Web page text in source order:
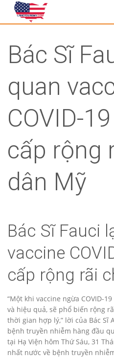
Bác Sĩ
quan
COVID-
cấp rộng
dân Mỹ
Bác Sĩ Fauci
vaccine
cấp rộng rãi
“Một khi vaccine ngừa COVID-
và hiệu quả, sẽ phổ biến rộng
thời gian hợp lý,” lời của Bác Sĩ
bệnh truyền nhiễm hàng đầu
tại Hạ Viện hôm Thứ Sáu, 31
nhất nước về bệnh truyền